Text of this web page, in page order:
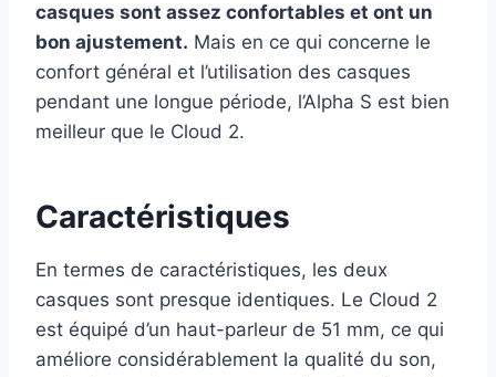
casques sont assez confortables et ont un
bon ajustement. Mais en ce qui concerne le
confort général et l’utilisation des casques
pendant une longue période, l’Alpha S est bien
meilleur que le Cloud 2.
Caractéristiques
En termes de caractéristiques, les deux
casques sont presque identiques. Le Cloud 2
est équipé d’un haut-parleur de 51 mm, ce qui
améliore considérablement la qualité du son,